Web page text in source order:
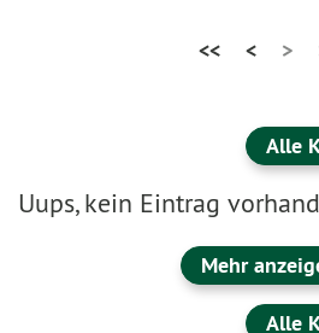
<< < >
Alle
Uups, kein Eintrag
Mehr
Alle